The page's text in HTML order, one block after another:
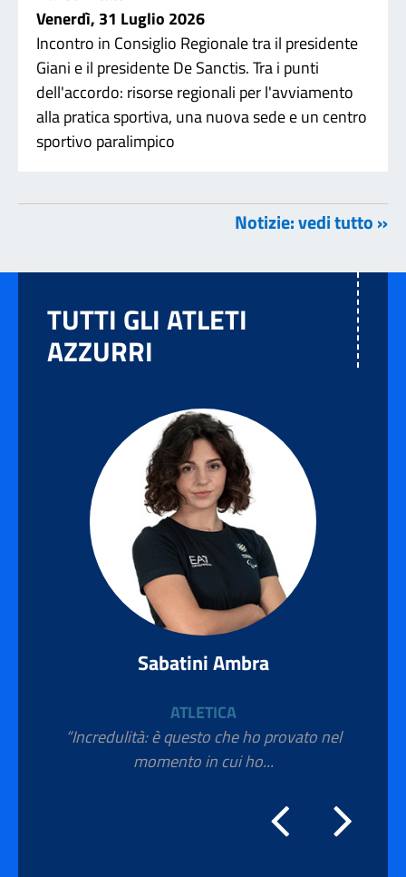
Venerdì, 31 Luglio 2026
Incontro in Consiglio Regionale tra il presidente
Giani e il presidente De Sanctis. Tra i punti
dell'accordo: risorse regionali per l'avviamento
alla pratica sportiva, una nuova sede e un centro
sportivo paralimpico
Notizie: vedi tutto »
TUTTI GLI ATLETI
AZZURRI
Sabatini Ambra
ATLETICA
“Incredulità: è questo che ho provato nel
momento in cui ho...